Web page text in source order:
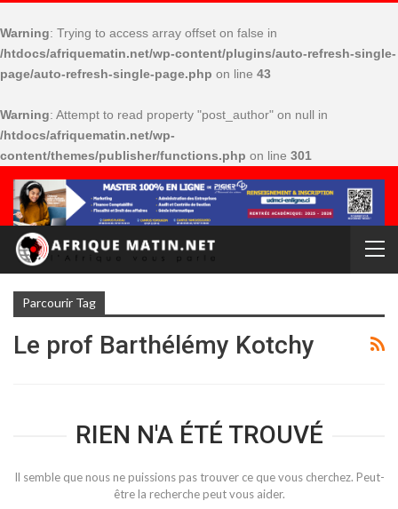
Warning: Trying to access array offset on false in
/htdocs/afriquematin.net/wp-content/plugins/auto-refresh-single-
page/auto-refresh-single-page.php on line 43
Warning: Attempt to read property "post_author" on null in
/htdocs/afriquematin.net/wp-
content/themes/publisher/functions.php on line 301
Parcourir Tag
Le prof Barthélémy Kotchy
RIEN N'A ÉTÉ TROUVÉ
Il semble que nous ne puissions pas trouver ce que vous cherchez. Peut-
être la recherche peut vous aider.